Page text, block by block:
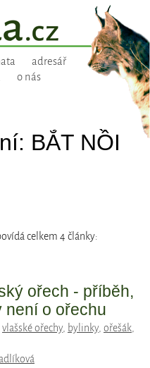
adresář
o nás
BẮT NỒI
celkem 4 články:
ořech - příběh,
není o ořechu
vlašské ořechy, bylinky, ořešák,